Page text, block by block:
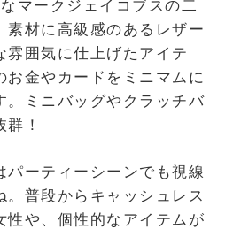
マークジェイコブスの二
素材に高級感のあるレザー
雰囲気に仕上げたアイテ
お金やカードをミニマムに
。ミニバッグやクラッチバ
！
パーティーシーンでも視線
。普段からキャッシュレス
性や、個性的なアイテムが